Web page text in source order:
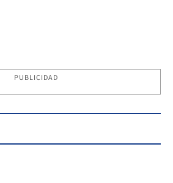
PUBLICIDAD